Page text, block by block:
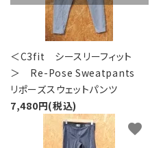
＜C3fit シースリーフィット
＞ Re-Pose Sweatpants
リポーズスウェットパンツ
7,480円(税込)
favorite